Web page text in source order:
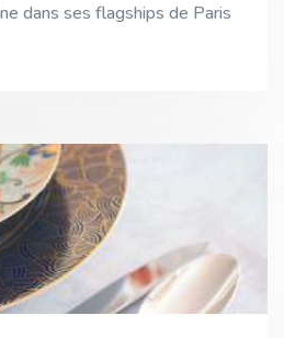
dans ses flagships de Paris